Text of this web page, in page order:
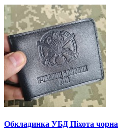
Обкладинка УБД Піхота чорна